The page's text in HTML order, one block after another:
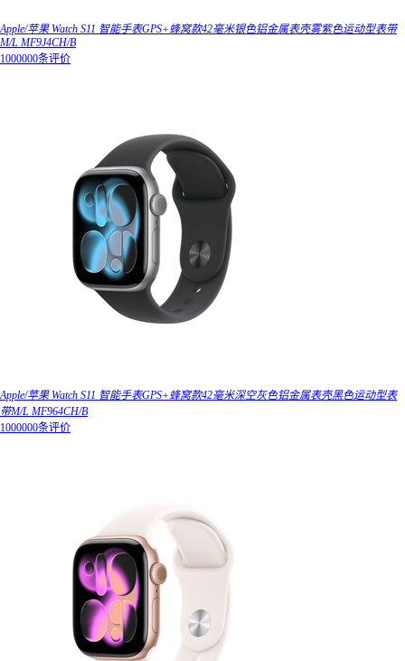
Apple/苹果 Watch S11 智能手表GPS+蜂窝款42毫米银色铝金属表壳雾紫色运动型表带
M/L MF9J4CH/B
1000000条评价
Apple/苹果 Watch S11 智能手表GPS+蜂窝款42毫米深空灰色铝金属表壳黑色运动型表
带M/L MF964CH/B
1000000条评价